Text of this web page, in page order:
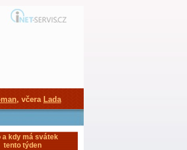
a kdy má svátek
tento týden
, včera Lada